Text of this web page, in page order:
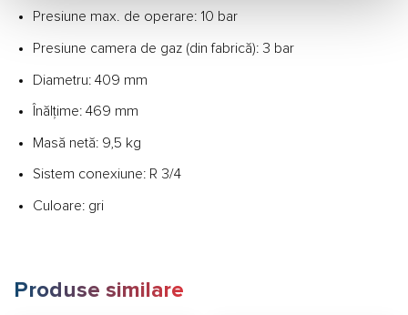
Presiune max. de operare: 10 bar
Presiune camera de gaz (din fabrică): 3 bar
Diametru: 409 mm
Înălțime: 469 mm
Masă netă: 9,5 kg
Sistem conexiune: R 3/4
Culoare: gri
Produse similare